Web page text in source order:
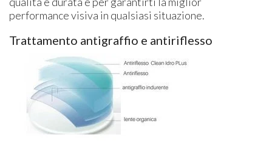
performance visiva in qualsiasi situazione.
Trattamento antigraffio e antiriflesso